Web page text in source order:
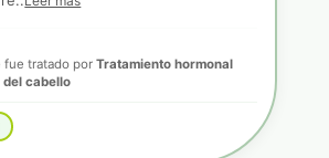
fue tratado porTratamiento hormonal
del cabello